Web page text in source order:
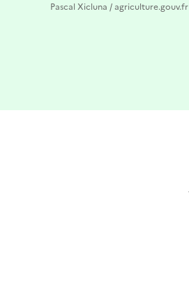
Pascal Xicluna / agriculture.gouv.fr